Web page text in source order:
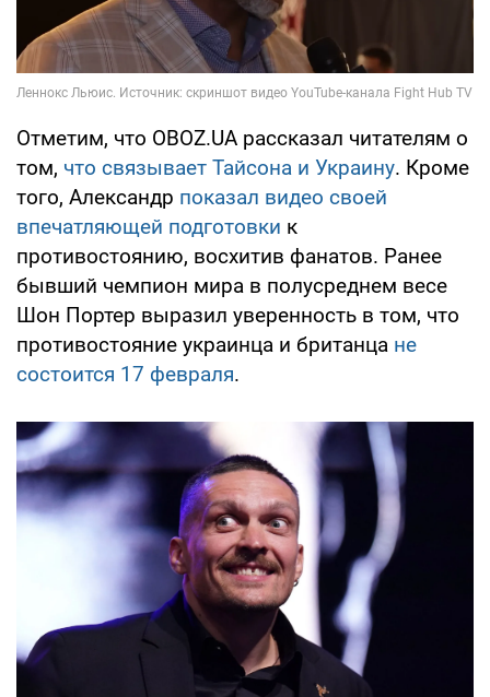
Отметим, что OBOZ.UA рассказал читателям о
том, что связывает Тайсона и Украину. Кроме
того, Александр показал видео своей
впечатляющей подготовки к
противостоянию, восхитив фанатов. Ранее
бывший чемпион мира в полусреднем весе
Шон Портер выразил уверенность в том, что
противостояние украинца и британца не
состоится 17 февраля.